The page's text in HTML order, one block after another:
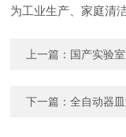
为工业生产、家庭清
上一篇： 国产实验
下一篇：全自动器